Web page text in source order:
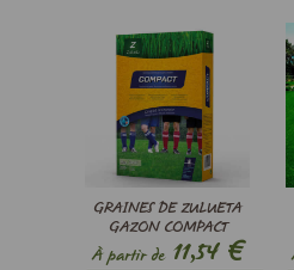
GRAINES DE ZULUETA
GAZON COMPACT
À partir de11,54€